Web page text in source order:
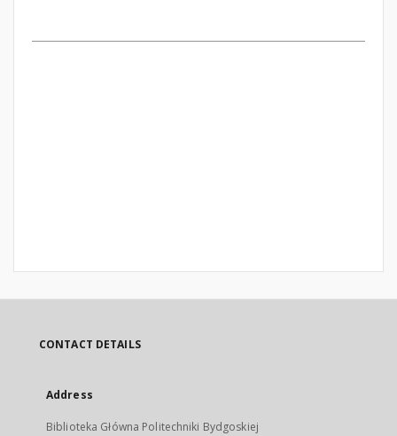
CONTACT DETAILS
Address
Biblioteka Główna Politechniki Bydgoskiej